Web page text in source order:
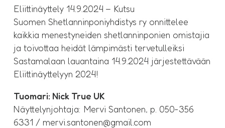
Eliittinäyttely 14.9.2024 – Kutsu
Suomen Shetlanninponiyhdistys ry onnittelee
kaikkia menestyneiden shetlanninponien omistajia
ja toivottaa heidät lämpimästi tervetulleiksi
Sastamalaan lauantaina 14.9.2024 järjestettävään
Eliittinäyttelyyn 2024!
Tuomari: Nick True UK
Näyttelynjohtaja: Mervi Santonen, p. 050-356
6331 / mervi.santonen@gmail.com